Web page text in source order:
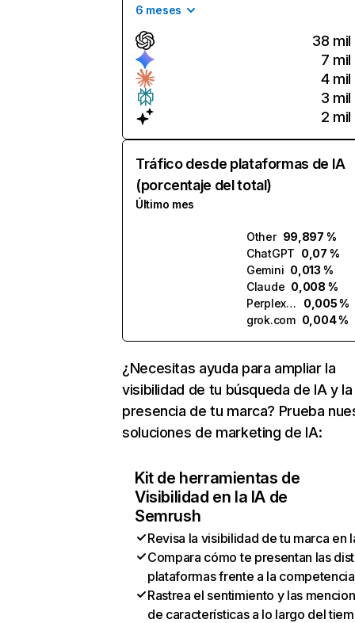
6 meses
38 mil
7 mil
4 mil
3 mil
2 mil
Tráfico desde plataformas de IA
(porcentaje del total)
Último mes
Other 99,897 %
ChatGPT 0,07 %
Gemini 0,013 %
Claude 0,008 %
Perplexity
0,005 %
grok.com 0,004 %
¿Necesitas ayuda para ampliar la
visibilidad de tu búsqueda de IA y la
presencia de tu marca? Prueba
soluciones de marketing de IA:
Kit de herramientas de
Visibilidad en la IA de
Semrush
Revisa la visibilidad de tu marca en
Compara cómo te presentan las
plataformas frente a la competencia
Rastrea el sentimiento y las
de características a lo largo del